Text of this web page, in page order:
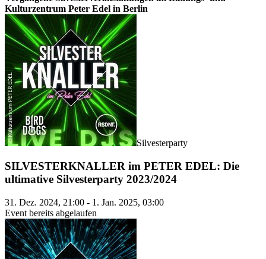
Kulturzentrum Peter Edel in Berlin
Silvesterparty
SILVESTERKNALLER im PETER EDEL: Die
ultimative Silvesterparty 2023/2024
31. Dez. 2024, 21:00 - 1. Jan. 2025, 03:00
Event bereits abgelaufen